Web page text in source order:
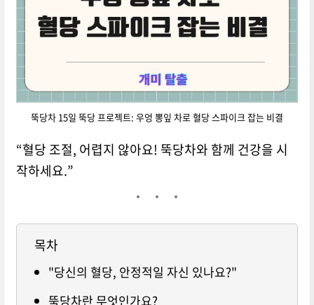
뚝당차 15일 뚝당 프로젝트: 우엉 뽕잎 차로 혈당 스파이크 잡는 비결
“혈당 조절, 어렵지 않아요! 뚝당차와 함께 건강을 시
작하세요.”
목차
"당신의 혈당, 안정적일 자신 있나요?"
뚝당차란 무엇인가요?